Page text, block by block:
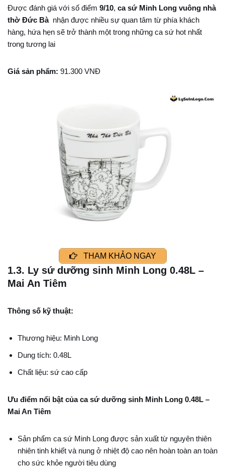
Được đánh giá với số điểm 9/10, ca sứ Minh Long vuông nhà
thờ Đức Bà nhận được nhiều sự quan tâm từ phía khách
hàng, hứa hẹn sẽ trở thành một trong những ca sứ hot nhất
trong tương lai
Giá sản phẩm: 91.300 VNĐ
THAM KHẢO NGAY
1.3. Ly sứ dưỡng sinh Minh Long 0.48L –
Mai An Tiêm
Thông số kỹ thuật:
Thương hiệu: Minh Long
Dung tích: 0.48L
Chất liệu: sứ cao cấp
Ưu điểm nổi bật của ca sứ dưỡng sinh Minh Long 0.48L –
Mai An Tiêm
Sản phẩm ca sứ Minh Long được sản xuất từ nguyên thiên
nhiên tinh khiết và nung ở nhiệt độ cao nên hoàn toàn an toàn
cho sức khỏe người tiêu dùng